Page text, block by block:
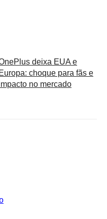
deixa EUA e
Europa: choque para fãs e
no mercado